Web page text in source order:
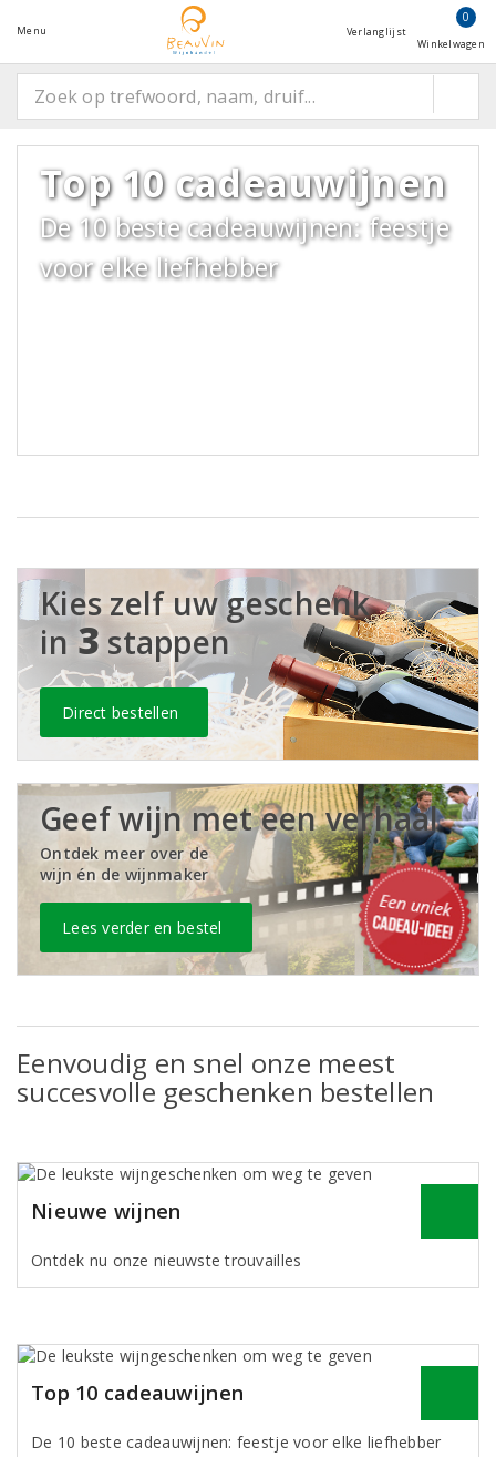
Menu Verlanglijst
0
Winkelwagen
Top 10 cadeauwijnen
De 10 beste cadeauwijnen: feestje
voor elke liefhebber
Kies zelf uw geschenk
in3 stappen
Direct bestellen
Geef wijn met een verhaal
Ontdek meer over de
wijn én de wijnmaker
Lees verder en bestel
Eenvoudig en snel onze meest
succesvolle geschenken bestellen
Nieuwe wijnen
Ontdek nu onze nieuwste trouvailles
Top 10 cadeauwijnen
De 10 beste cadeauwijnen: feestje voor elke liefhebber